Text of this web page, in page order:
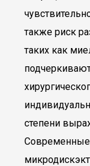
также риск
таких как
степени
Современные